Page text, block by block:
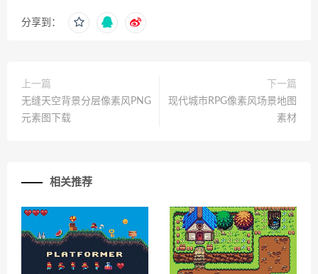
分享到：
上一篇
无缝天空背景分层像素风PNG
元素图下载
下一篇
现代城市RPG像素风场景地图
素材
相关推荐